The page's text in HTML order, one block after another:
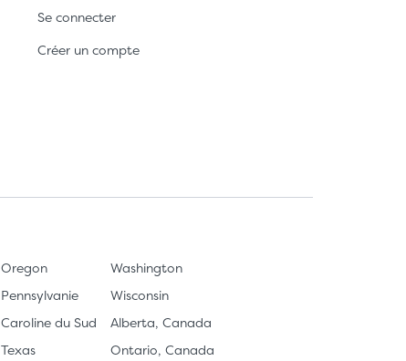
Se connecter
Créer un compte
Oregon
Pennsylvanie
Caroline du Sud
Texas
Washington
Wisconsin
Alberta, Canada
Ontario, Canada